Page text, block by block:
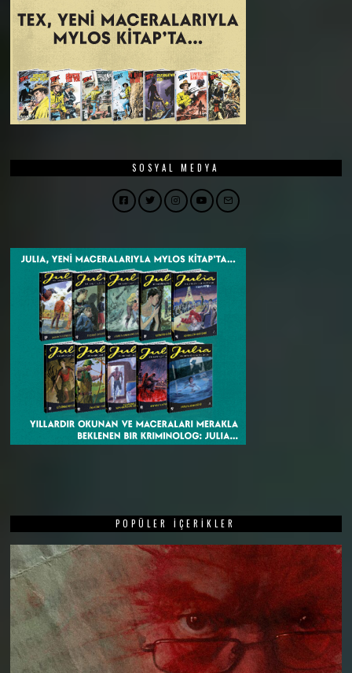
SOSYAL MEDYA
Facebook
TwitterInstagram
YouTubeEmail
POPÜLER İÇERIKLER